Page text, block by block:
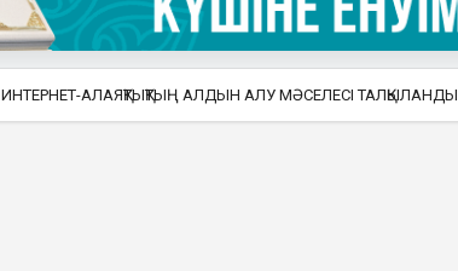
ИНТЕРНЕТ-АЛАЯҚТЫҚТЫҢ АЛДЫН АЛУ МӘСЕЛЕСІ ТАЛҚЫЛАНДЫ